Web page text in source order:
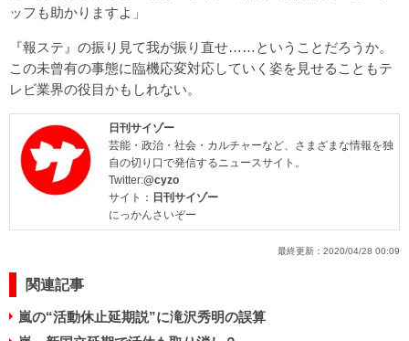
ッフも助かりますよ」
『報ステ』の振り見て我が振り直せ……ということだろうか。
この未曾有の事態に臨機応変対応していく姿を見せることもテ
レビ業界の役目かもしれない。
日刊サイゾー
芸能・政治・社会・カルチャーなど、さまざまな情報を独
自の切り口で発信するニュースサイト。
Twitter:@cyzo
サイト： 日刊サイゾー
にっかんさいぞー
最終更新： 2020/04/28 00:09
関連記事
嵐の“活動休止延期説”に滝沢秀明の誤算